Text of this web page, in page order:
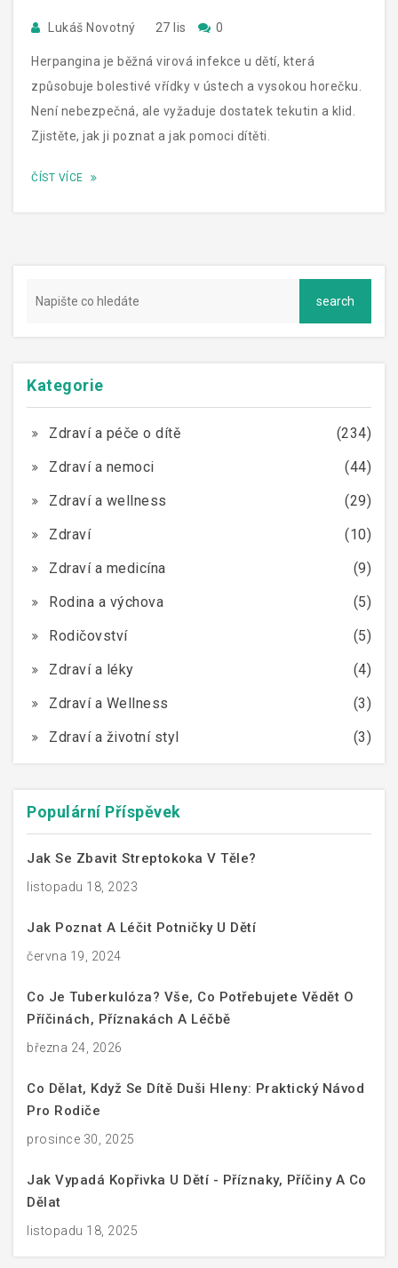
Lukáš Novotný 27 lis 0
Herpangina je běžná virová infekce u dětí, která
způsobuje bolestivé vřídky v ústech a vysokou horečku.
Není nebezpečná, ale vyžaduje dostatek tekutin a klid.
Zjistěte, jak ji poznat a jak pomoci dítěti.
ČÍST VÍCE
Kategorie
Zdraví a péče o dítě
(234)
Zdraví a nemoci
(44)
Zdraví a wellness
(29)
Zdraví
(10)
Zdraví a medicína
(9)
Rodina a výchova
(5)
Rodičovství
(5)
Zdraví a léky
(4)
Zdraví a Wellness
(3)
Zdraví a životní styl
(3)
Populární Příspěvek
Jak Se Zbavit Streptokoka V Těle?
listopadu 18, 2023
Jak Poznat A Léčit Potničky U Dětí
června 19, 2024
Co Je Tuberkulóza? Vše, Co Potřebujete Vědět O
Příčinách, Příznakách A Léčbě
března 24, 2026
Co Dělat, Když Se Dítě Duši Hleny: Praktický Návod
Pro Rodiče
prosince 30, 2025
Jak Vypadá Kopřivka U Dětí - Příznaky, Příčiny A Co
Dělat
listopadu 18, 2025